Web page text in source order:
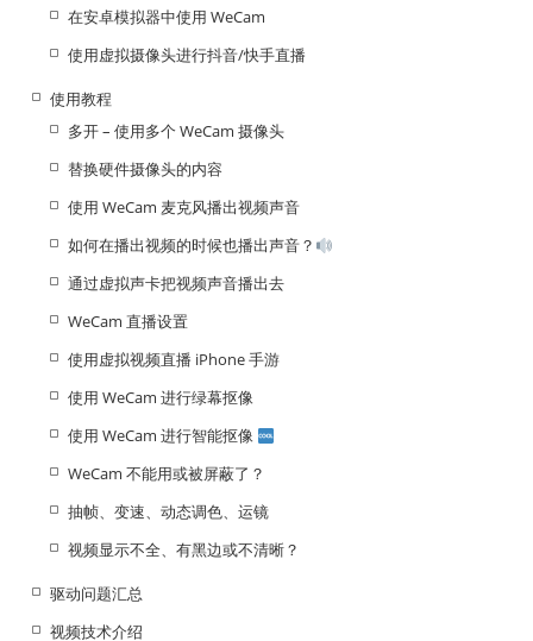
在安卓模拟器中使用 WeCam
使用虚拟摄像头进行抖音/快手直播
使用教程
多开 – 使用多个 WeCam 摄像头
替换硬件摄像头的内容
使用 WeCam 麦克风播出视频声音
如何在播出视频的时候也播出声音？
通过虚拟声卡把视频声音播出去
WeCam 直播设置
使用虚拟视频直播 iPhone 手游
使用 WeCam 进行绿幕抠像
使用 WeCam 进行智能抠像
WeCam 不能用或被屏蔽了？
抽帧、变速、动态调色、运镜
视频显示不全、有黑边或不清晰？
驱动问题汇总
视频技术介绍